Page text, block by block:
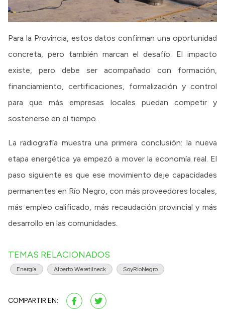
Para la Provincia, estos datos confirman una oportunidad
concreta, pero también marcan el desafío. El impacto
existe, pero debe ser acompañado con formación,
financiamiento, certificaciones, formalización y control
para que más empresas locales puedan competir y
sostenerse en el tiempo.
La radiografía muestra una primera conclusión: la nueva
etapa energética ya empezó a mover la economía real. El
paso siguiente es que ese movimiento deje capacidades
permanentes en Río Negro, con más proveedores locales,
más empleo calificado, más recaudación provincial y más
desarrollo en las comunidades.
TEMAS RELACIONADOS
Energía Alberto Weretilneck SoyRioNegro
COMPARTIR EN: